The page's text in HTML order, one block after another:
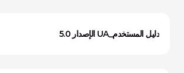
دليل المستخدم_UA الإصدار 5.0